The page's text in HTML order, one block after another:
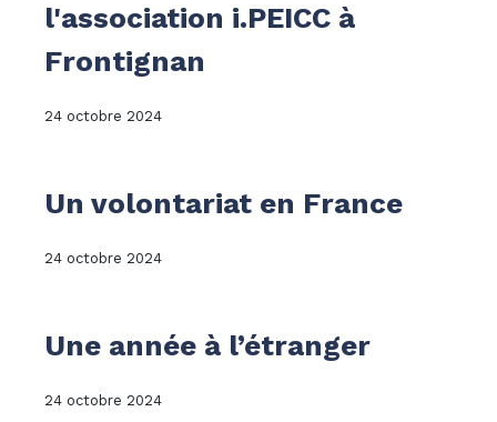
l'association i.PEICC à
Frontignan
24 octobre 2024
Un volontariat en France
24 octobre 2024
Une année à l’étranger
24 octobre 2024